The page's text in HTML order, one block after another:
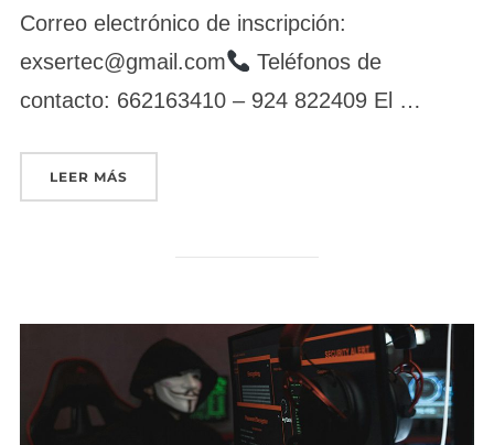
Correo electrónico de inscripción:
exsertec@gmail.com
Teléfonos de
contacto: 662163410 – 924 822409 El …
LEER MÁS«ADGD0308 – ACTIVIDADES DE GESTIÓN